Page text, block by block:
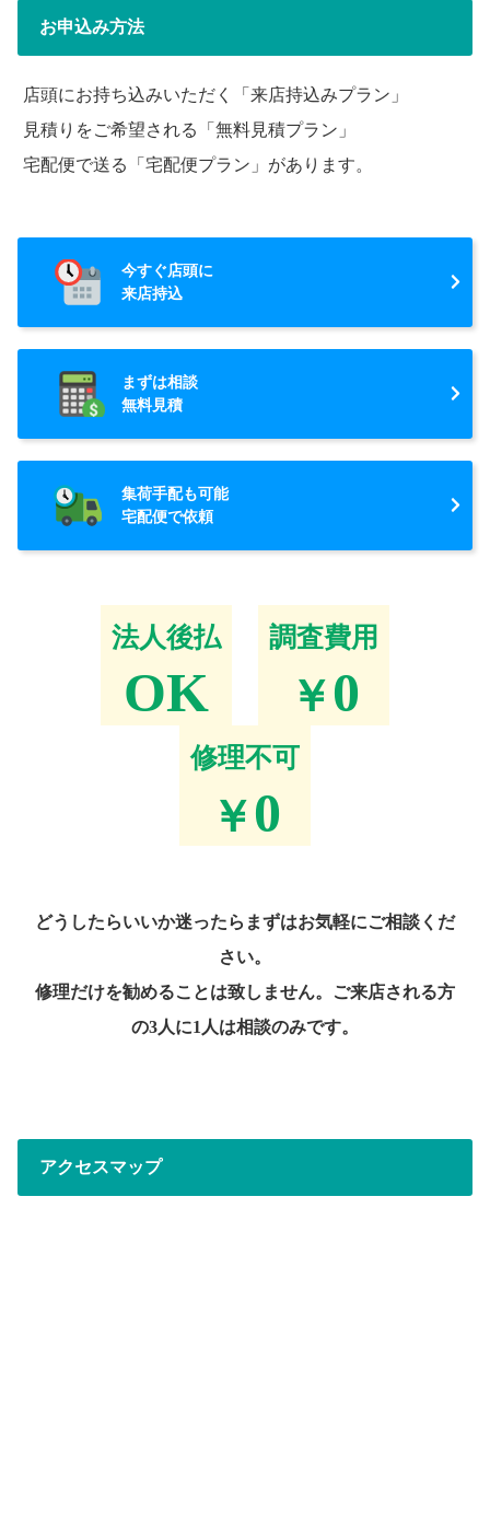
お申込み方法
店頭にお持ち込みいただく「来店持込みプラン」
見積りをご希望される「無料見積プラン」
宅配便で送る「宅配便プラン」があります。
今すぐ店頭に
来店持込
まずは相談
無料見積
集荷手配も可能
宅配便で依頼
法人後払
OK
調査費用
￥0
修理不可
￥0
どうしたらいいか迷ったらまずはお気軽にご相談くだ
さい。
修理だけを勧めることは致しません。ご来店される方
の3人に1人は相談のみです。
アクセスマップ